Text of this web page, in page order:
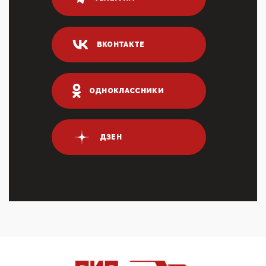
80% сирийцев в ФРГ должны вернуться на родину.
04:47, 10 Апреля 2026
ИНН для переводов по СБП это первый шаг из
логических двухЗаполнение ИНН при любых
переводах по ...
03:35, 10 Апреля 2026
Суммарное вознаграждение менеджменту в 15
крупных банках по итогам 2025 года превысило 63
03:01, 10 Апреля 2026
Террорист и убийца Буданов вальяжно сообщил,
что союзники просили Киев не наносить удары по
входМошенники активно пользуются аккаунтами на
ВКОНТАКТЕ
ОДНОКЛАССНИКИ
ДЗЕН